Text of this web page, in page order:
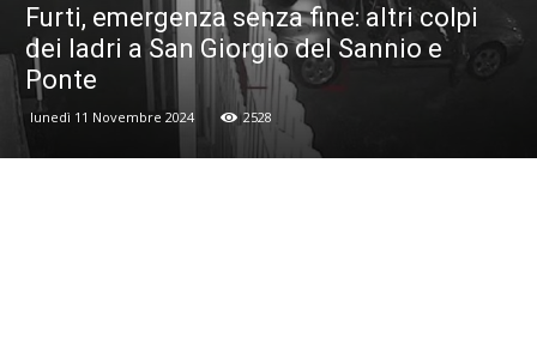
Furti, emergenza senza fine: altri colpi
dei ladri a San Giorgio del Sannio e
Ponte
lunedì 11 Novembre 2024 2528